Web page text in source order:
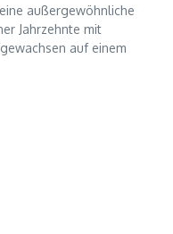
außergewöhnliche
Jahrzehnte mit
auf einem